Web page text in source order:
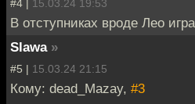
#4 | 15.03.24 19:53
В отступниках вроде Лео
Slawa »
#5 | 15.03.24 21:15
Кому: dead_Mazay, #3